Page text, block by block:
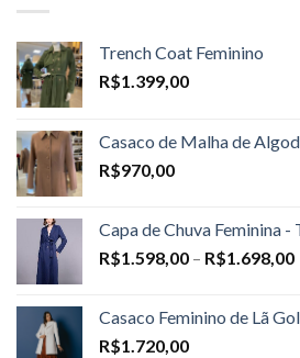
Trench Coat Feminino
R$1.399,00
Casaco de Malha de
R$970,00
Capa de Chuva Feminina -
R$1.598,00 – R$1.698,00
Casaco Feminino de Lã
R$1.720,00